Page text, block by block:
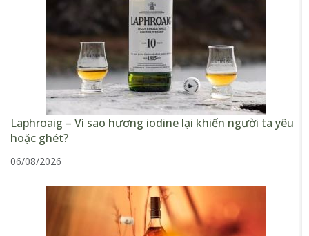
Laphroaig – Vì sao hương iodine lại khiến người ta yêu
hoặc ghét?
06/08/2026